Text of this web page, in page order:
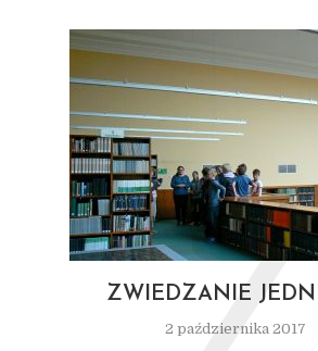
ZWIEDZANIE
2 października 2017